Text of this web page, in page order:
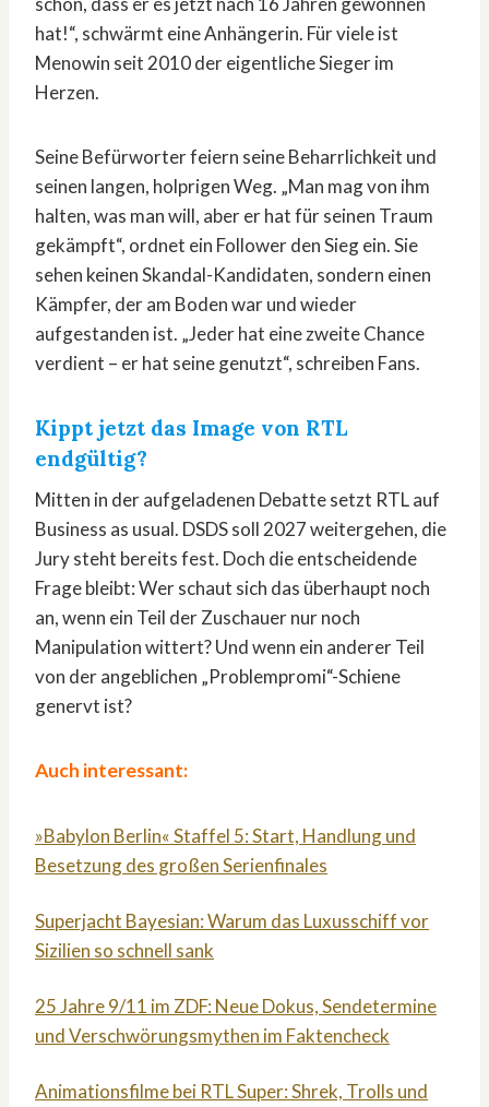
hat!“, schwärmt eine Anhängerin. Für viele ist
Menowin seit 2010 der eigentliche Sieger im
Herzen.
Seine Befürworter feiern seine Beharrlichkeit und
seinen langen, holprigen Weg. „Man mag von ihm
halten, was man will, aber er hat für seinen Traum
gekämpft“, ordnet ein Follower den Sieg ein. Sie
sehen keinen Skandal-Kandidaten, sondern einen
Kämpfer, der am Boden war und wieder
aufgestanden ist. „Jeder hat eine zweite Chance
verdient – er hat seine genutzt“, schreiben Fans.
Kippt jetzt das Image von RTL
endgültig?
Mitten in der aufgeladenen Debatte setzt RTL auf
Business as usual. DSDS soll 2027 weitergehen, die
Jury steht bereits fest. Doch die entscheidende
Frage bleibt: Wer schaut sich das überhaupt noch
an, wenn ein Teil der Zuschauer nur noch
Manipulation wittert? Und wenn ein anderer Teil
von der angeblichen „Problempromi“-Schiene
genervt ist?
Auch interessant:
»Babylon Berlin« Staffel 5: Start, Handlung und
Besetzung des großen Serienfinales
Superjacht Bayesian: Warum das Luxusschiff vor
Sizilien so schnell sank
25 Jahre 9/11 im ZDF: Neue Dokus, Sendetermine
und Verschwörungsmythen im Faktencheck
Animationsfilme bei RTL Super: Shrek, Trolls und